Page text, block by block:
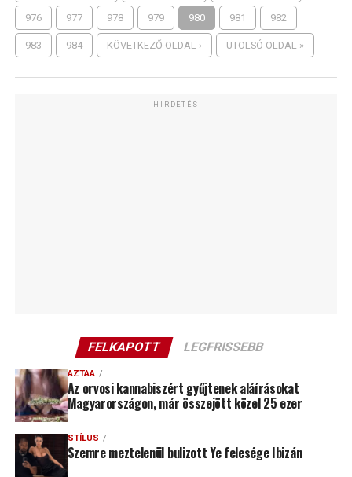
976 977 978 979 980 981 982
983 984 KÖVETKEZŐ OLDAL › UTOLSÓ OLDAL »
HIRDETÉS
FELKAPOTT LEGFRISSEBB
AZTAA
Az orvosi kannabiszért gyűjtenek aláírásokat
Magyarországon, már összejött közel 25 ezer
STÍLUS
Szemre meztelenül bulizott Ye felesége Ibizán